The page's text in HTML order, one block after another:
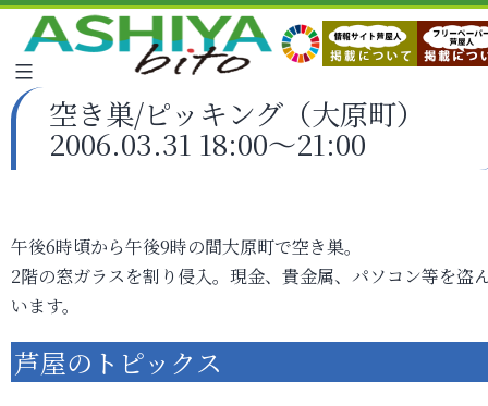
空き巣/ピッキング（大原町）
2006.03.31 18:00～21:00
午後6時頃から午後9時の間大原町で空き巣。
2階の窓ガラスを割り侵入。現金、貴金属、パソコン等を盗
います。
芦屋のトピックス